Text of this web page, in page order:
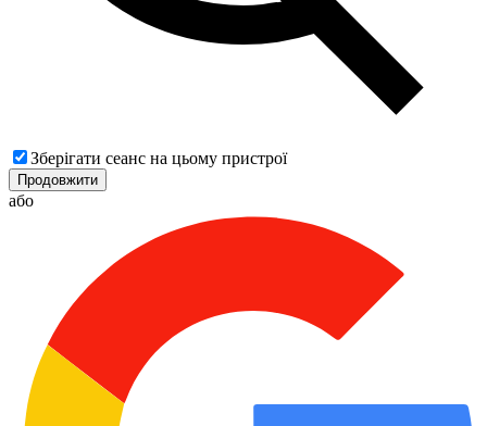
Зберігати сеанс на цьому пристрої
Продовжити
або